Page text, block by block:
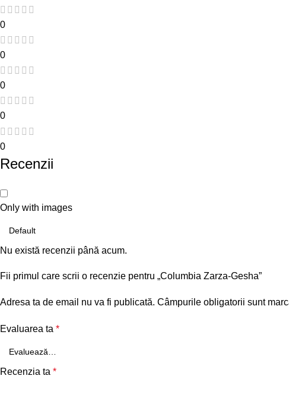
0
0
0
0
0
Recenzii
Only with images
Nu există recenzii până acum.
Fii primul care scrii o recenzie pentru „Columbia Zarza-Gesha”
Adresa ta de email nu va fi publicată. Câmpurile obligatorii sunt
Evaluarea ta *
Recenzia ta *